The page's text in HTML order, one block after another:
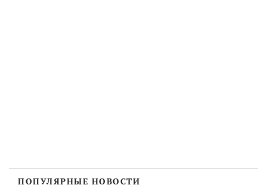
ПОПУЛЯРНЫЕ НОВОСТИ